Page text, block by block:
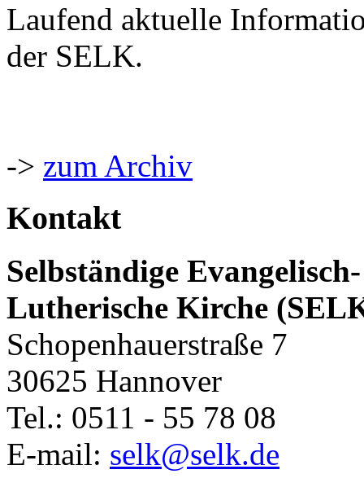
Laufend aktuelle
der SELK.
-> zum Archiv
Kontakt
Selbständige Evangelisch-
Lutherische Kirche
Schopenhauerstraße 7
30625 Hannover
Tel.: 0511 - 55 78 08
E-mail: selk@selk.de